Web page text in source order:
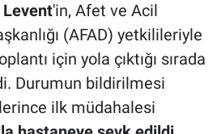
Levent'in, Afet ve Acil
(AFAD) yetkilileriyle
için yola çıktığı sırada
Durumun bildirilmesi
ilk müdahalesi